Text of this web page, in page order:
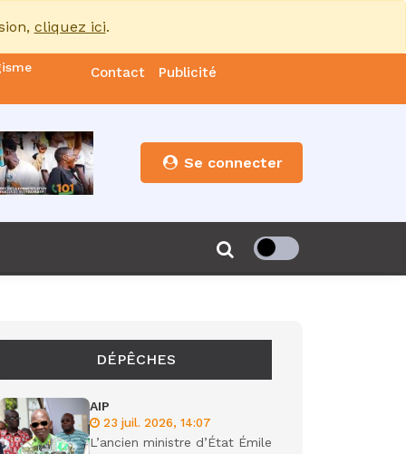
cliquez ici.
Contact Publicité
Se connecter
DÉPÊCHES
AIP
23 juil. 2026, 14:07
L’ancien ministre d’État Émile